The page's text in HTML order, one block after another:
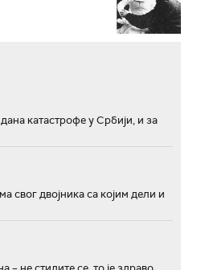
катастрофе у Србији, и за
свог двојника са којим дели и